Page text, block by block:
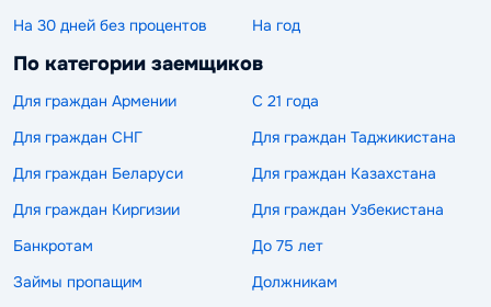
На 30 дней без процентов
На год
По категории заемщиков
Для граждан Армении
С 21 года
Для граждан СНГ
Для граждан Таджикистана
Для граждан Беларуси
Для граждан Казахстана
Для граждан Киргизии
Для граждан Узбекистана
Банкротам
До 75 лет
Займы пропащим
Должникам